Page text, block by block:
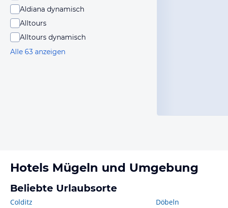
Aldiana dynamisch
Alltours
Alltours dynamisch
Alle 63 anzeigen
Hotels Mügeln und Umgebung
Beliebte Urlaubsorte
Colditz
Döbeln